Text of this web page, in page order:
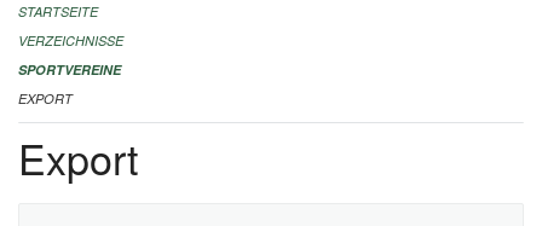
ALLGEMEINE INFORMATIONEN
FINANZIELLE UNTERSTÜTZUNG BENÖTIGT?
KONTAKT
STARTSEITE
VERZEICHNISSE
SPORTVEREINE
EXPORT
Export